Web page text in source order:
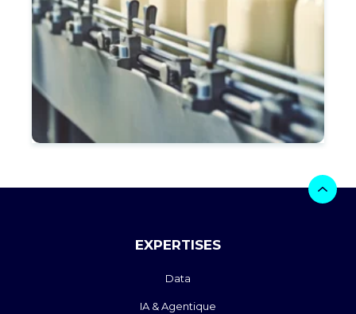
EXPERTISES
Data
IA & Agentique